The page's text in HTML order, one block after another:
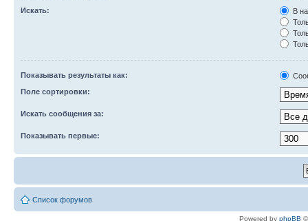
Искать:
В
Показывать результаты как:
Поле сортировки:
Искать сообщения за:
Показывать первые:
Список форумов
Powered by phpBB